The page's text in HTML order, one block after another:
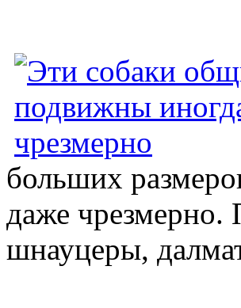
больших
даже чрезмерно.
шнауцеры,